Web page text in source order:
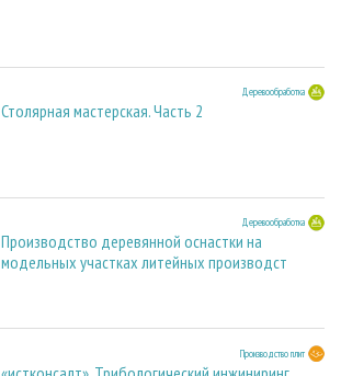
Деревообработка
Столярная мастерская. Часть 2
Деревообработка
Производство деревянной оснастки на
модельных участках литейных производст
Производство плит